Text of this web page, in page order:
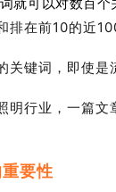
就可以对数百个
排在前10的近
关键词，即使是
明行业，一篇
要性